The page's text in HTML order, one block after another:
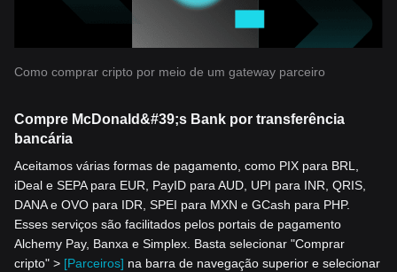
Como comprar cripto por meio de um gateway parceiro
Compre McDonald&#39;s Bank por transferência
bancária
Aceitamos várias formas de pagamento, como PIX para BRL,
iDeal e SEPA para EUR, PayID para AUD, UPI para INR, QRIS,
DANA e OVO para IDR, SPEI para MXN e GCash para PHP.
Esses serviços são facilitados pelos portais de pagamento
Alchemy Pay, Banxa e Simplex. Basta selecionar "Comprar
cripto" > [Parceiros] na barra de navegação superior e selecionar